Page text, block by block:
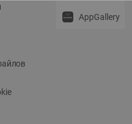
AppGallery